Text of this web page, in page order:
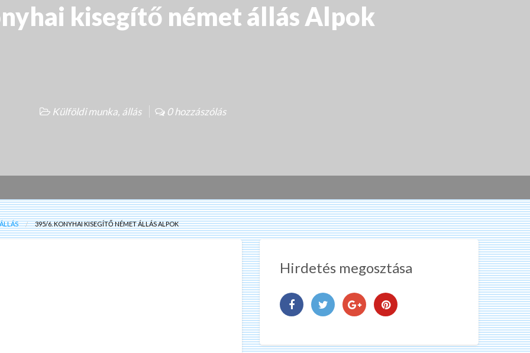
kisegítő német állás Alpok
Külföldi munka, állás 0 hozzászólás
395/6. KONYHAI KISEGÍTŐ NÉMET ÁLLÁS ALPOK
Hirdetés megosztása